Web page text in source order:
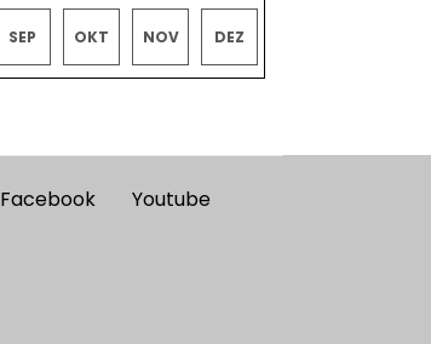
SEP OKT NOV DEZ
Facebook Youtube